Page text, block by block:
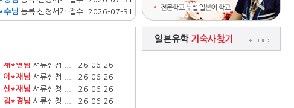
승님 등록 신청서가 접수 2026-07-31
수님등록 신청서가 접수2026-07-31
*백님등록 신청서가 접수2026-07-30
*민님등록 신청서가 접수2026-07-29
*상님등록 신청서가 접수2026-07-29
채*연님 서류신청 ...
26-06-26
이*재님 서류신청 ...
26-06-26
신*재님 서류신청 ...
26-06-26
서류신청 ...
26-06-26
일본유학 기숙사찾기